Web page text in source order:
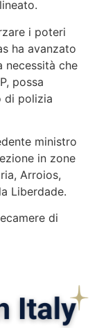
i poteri
ha avanzato
necessità che
possa
di polizia
ministro
in zone
Arroios,
Liberdade.
di